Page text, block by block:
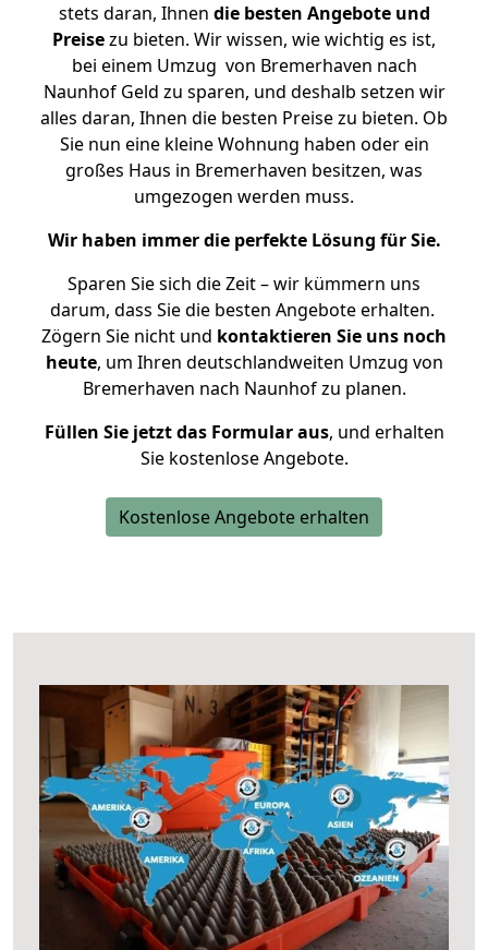
stets daran, Ihnen die besten Angebote und
Preisezu bieten. Wir wissen, wie wichtig es ist,
bei einem Umzug von Bremerhaven nach
Naunhof Geld zu sparen, und deshalb setzen wir
alles daran, Ihnen die besten Preise zu bieten. Ob
Sie nun eine kleine Wohnung haben oder ein
großes Haus in Bremerhaven besitzen, was
umgezogen werden muss.
Wir haben immer die perfekte Lösung für Sie.
Sparen Sie sich die Zeit – wir kümmern uns
darum, dass Sie die besten Angebote erhalten.
Zögern Sie nicht und kontaktieren Sie uns noch
heute, um Ihren deutschlandweiten Umzug von
Bremerhaven nach Naunhof zu planen.
Füllen Sie jetzt das Formular aus, und erhalten
Sie kostenlose Angebote.
Kostenlose Angebote erhalten